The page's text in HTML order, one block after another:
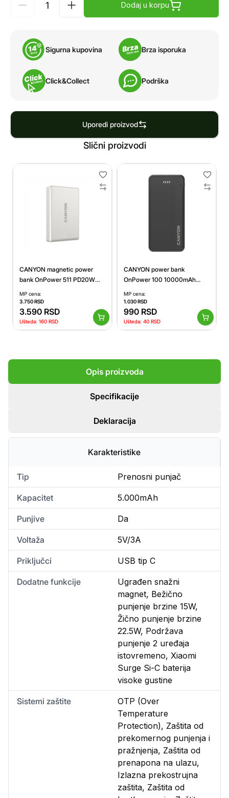
Dodaj u korpu
Sigurna kupovina Brza isporuka
Click&Collect Podrška
Uporedi proizvod
Slični proizvodi
CANYON magnetic power
bank OnPower 511 PD20W
10000mAh Aluminium Star
Grey
MP cena:
3.750RSD
3.590 RSD
Ušteda: 160 RSD
CANYON power bank
OnPower 100 10000mAh
Black
MP cena:
1.030RSD
990 RSD
Ušteda: 40 RSD
Opis proizvoda
Specifikacije
Deklaracija
Karakteristike
Tip Prenosni punjač
Kapacitet 5.000mAh
Punjive Da
Voltaža 5V/3A
Priključci USB tip C
Dodatne funkcije
Ugrađen snažni
magnet, Bežično
punjenje brzine 15W,
Žično punjenje brzine
22.5W, Podržava
punjenje 2 uređaja
istovremeno, Xiaomi
Surge Si-C baterija
visoke gustine
Sistemi zaštite
OTP (Over
Temperature
Protection), Zaštita od
prekomernog punjenja i
pražnjenja, Zaštita od
prenapona na ulazu,
Izlazna prekostrujna
zaštita, Zaštita od